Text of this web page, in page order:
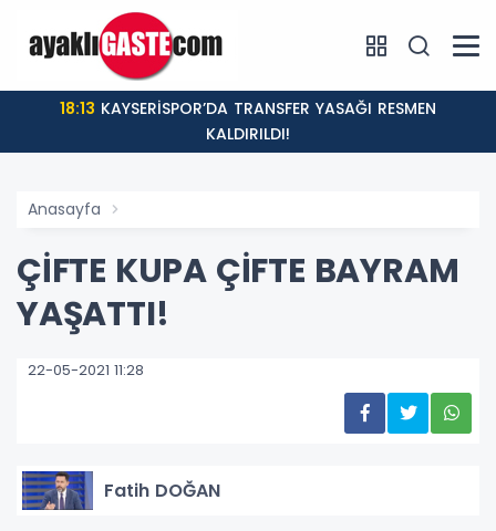
18:13
KALDIRILDI!
Anasayfa
ÇİFTE KUPA ÇİFTE BAYRAM
YAŞATTI!
22-05-2021 11:28
Fatih DOĞAN